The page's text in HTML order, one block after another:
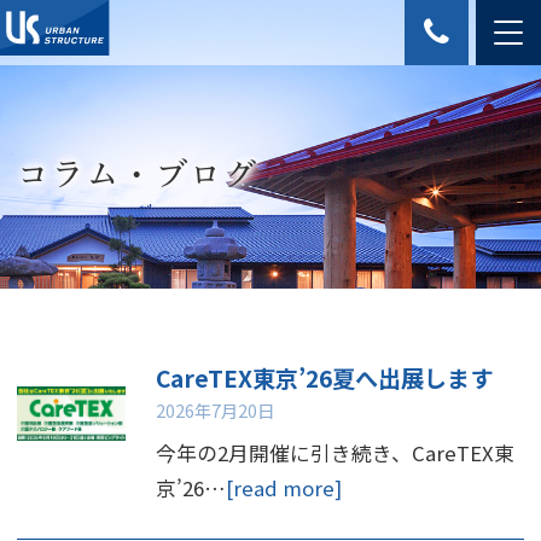
コラム・ブログ
CareTEX東京’26夏へ出展します
2026年7月20日
今年の2月開催に引き続き、CareTEX東
京’26…[read more]